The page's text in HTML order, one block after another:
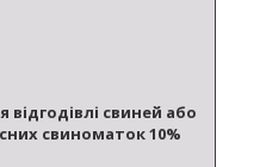
відгодівлі свиней або
свиноматок 10%